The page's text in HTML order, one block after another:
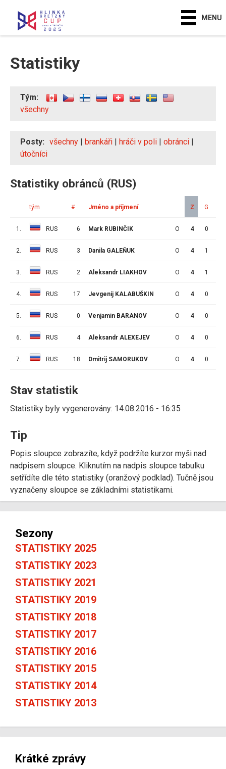
MENU
Statistiky
Tým:
všechny
Posty: všechny | brankáři | hráči v poli | obránci |
útočníci
Statistiky obránců (RUS)
tým # Jméno a příjmení Z G
1. RUS 6 Mark RUBINČIK O 4 0
2. RUS 3 Danila GALEŇUK O 4 1
3. RUS 2 Aleksandr LIAKHOV O 4 1
4. RUS 17 Jevgenij KALABUŠKIN O 4 0
5. RUS 0 Venjamin BARANOV O 4 0
6. RUS 4 Aleksandr ALEXEJEV O 4 0
7. RUS 18 Dmitrij SAMORUKOV O 4 0
Stav statistik
Statistiky byly vygenerovány: 14.08.2016 - 16:35
Tip
Popis sloupce zobrazíte, když podržíte kurzor myši nad
nadpisem sloupce. Kliknutím na nadpis sloupce tabulku
setřídíte dle této statistiky (oranžový podklad). Tučně jsou
vyznačeny sloupce se základními statistikami.
Sezony
STATISTIKY 2025
STATISTIKY 2023
STATISTIKY 2021
STATISTIKY 2019
STATISTIKY 2018
STATISTIKY 2017
STATISTIKY 2016
STATISTIKY 2015
STATISTIKY 2014
STATISTIKY 2013
Krátké zprávy